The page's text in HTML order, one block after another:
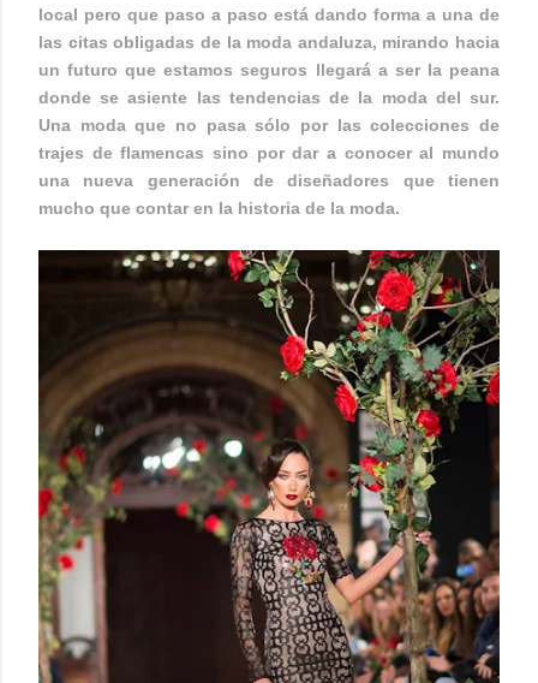
local pero que paso a paso está dando forma a una de
las citas obligadas de la moda andaluza, mirando hacia
un futuro que estamos seguros llegará a ser la peana
donde se asiente las tendencias de la moda del sur.
Una moda que no pasa sólo por las colecciones de
trajes de flamencas sino por dar a conocer al mundo
una nueva generación de diseñadores que tienen
mucho que contar en la historia de la moda.